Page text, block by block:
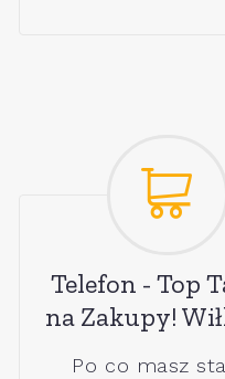
Telefon - Top
na Zakupy!
Po co masz